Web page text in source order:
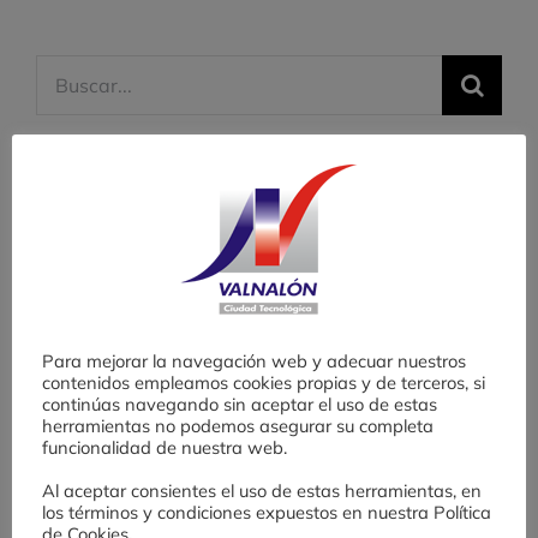
Buscar:
Valnalón lanza la X Edición del Banco
de Ensayos para Emprender (BEE)
Desafío AE: una experiencia de
fomento de cultura emprendedora en
Educación Secundaria
Finaliza con gran éxito la IX edición del
Para mejorar la navegación web y adecuar nuestros
contenidos empleamos cookies propias y de terceros, si
continúas navegando sin aceptar el uso de estas
herramientas no podemos asegurar su completa
funcionalidad de nuestra web.
Al aceptar consientes el uso de estas herramientas, en
los términos y condiciones expuestos en nuestra Política